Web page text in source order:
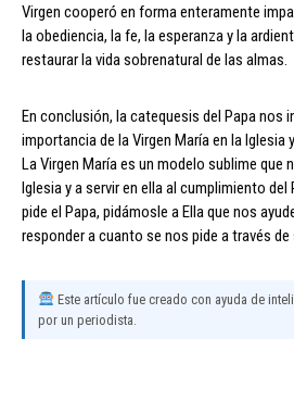
Virgen cooperó en forma enteramente
la obediencia, la fe, la esperanza y la
restaurar la vida sobrenatural de las almas.
En conclusión, la catequesis del Papa nos
importancia de la Virgen María en la Iglesia
La Virgen María es un modelo sublime que
Iglesia y a servir en ella al cumplimiento
pide el Papa, pidámosle a Ella que nos
responder a cuanto se nos pide a través de
Este artículo fue creado con ayuda de
por un periodista.